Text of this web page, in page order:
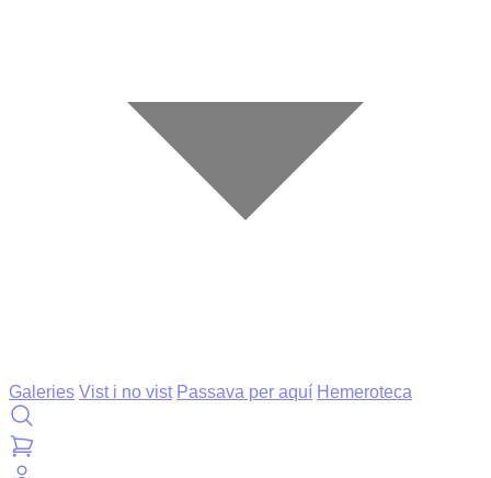
Galeries Vist i no vist Passava per aquí Hemeroteca